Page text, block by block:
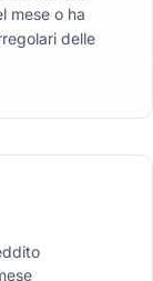
mese o ha
delle